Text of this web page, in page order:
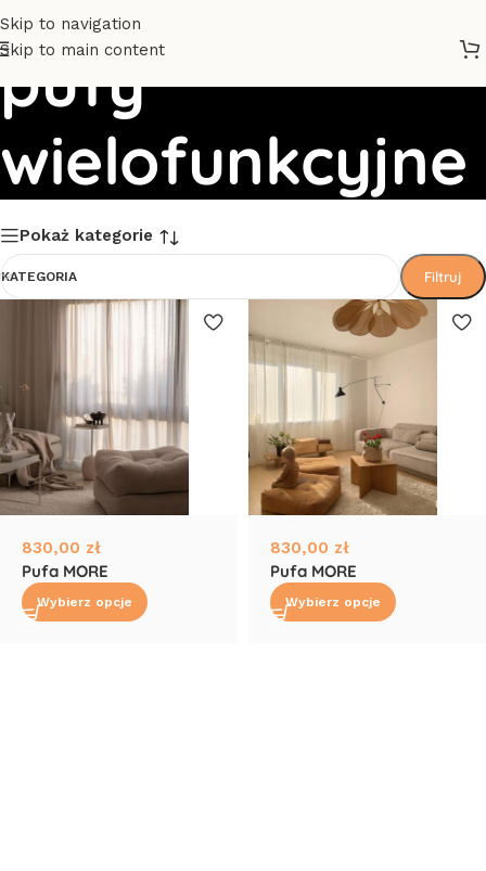
Skip to navigation
Skip to main content
pufy
wielofunkcyjne
Pokaż kategorie
KATEGORIA Filtruj
830,00 zł
Pufa MORE
Wybierz opcje
830,00 zł
Pufa MORE
Wybierz opcje